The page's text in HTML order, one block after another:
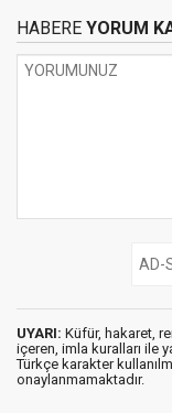
HABERE YORUM
UYARI: Küfür, hakaret,
içeren, imla kuralları ile
Türkçe karakter
onaylanmamaktadır.